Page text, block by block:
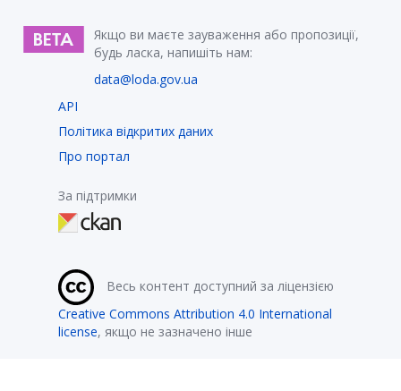
Якщо ви маєте зауваження або пропозиції,
будь ласка, напишіть нам:
data@loda.gov.ua
API
Політика відкритих даних
Про портал
За підтримки
Весь контент доступний за ліцензією
Creative Commons Attribution 4.0 International
license, якщо не зазначено інше